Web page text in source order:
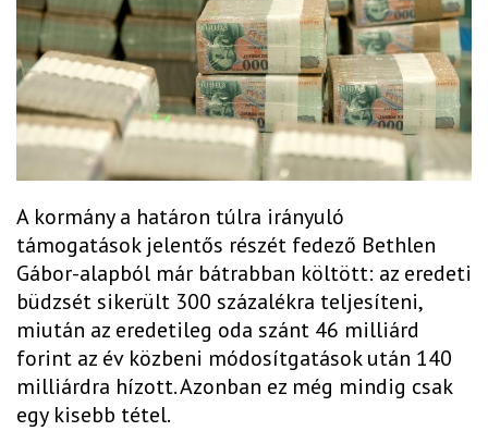
A kormány a határon túlra irányuló
támogatások jelentős részét fedező Bethlen
Gábor-alapból már bátrabban költött: az eredeti
büdzsét sikerült 300 százalékra teljesíteni,
miután az eredetileg oda szánt 46 milliárd
forint az év közbeni módosítgatások után 140
milliárdra hízott. Azonban ez még mindig csak
egy kisebb tétel.